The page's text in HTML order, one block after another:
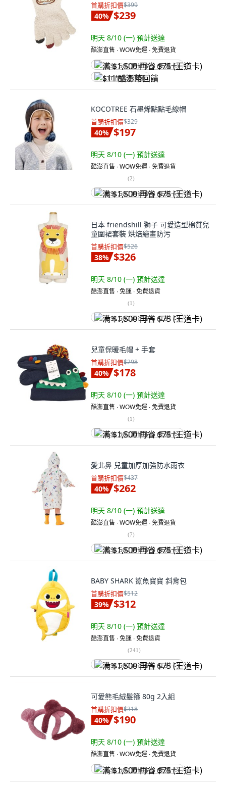
首購折扣價$399
40% $239
明天 8/10 (一) 預計送達
酷澎直售 ∙ WOW免運 ∙ 免費退貨
满 $1,500 再省 $75 (王道卡)
$11 酷澎幣回饋
KOCOTREE 石墨烯點點毛線帽
首購折扣價$329
40% $197
明天 8/10 (一) 預計送達
酷澎直售 ∙ WOW免運 ∙ 免費退貨
(2)
满 $1,500 再省 $75 (王道卡)
日本 friendshill 獅子 可愛造型棉質兒
童圍裙套裝 烘焙繪畫防污
首購折扣價$526
38% $326
明天 8/10 (一) 預計送達
酷澎直售 ∙ 免運 ∙ 免費退貨
(1)
满 $1,500 再省 $75 (王道卡)
兒童保暖毛帽 + 手套
首購折扣價$298
40% $178
明天 8/10 (一) 預計送達
酷澎直售 ∙ WOW免運 ∙ 免費退貨
(1)
满 $1,500 再省 $75 (王道卡)
愛北鼻 兒童加厚加強防水雨衣
首購折扣價$437
40% $262
明天 8/10 (一) 預計送達
酷澎直售 ∙ WOW免運 ∙ 免費退貨
(7)
满 $1,500 再省 $75 (王道卡)
BABY SHARK 鯊魚寶寶 斜背包
首購折扣價$512
39% $312
明天 8/10 (一) 預計送達
酷澎直售 ∙ 免運 ∙ 免費退貨
(241)
满 $1,500 再省 $75 (王道卡)
可愛熊毛絨髮箍 80g 2入組
首購折扣價$318
40% $190
明天 8/10 (一) 預計送達
酷澎直售 ∙ WOW免運 ∙ 免費退貨
满 $1,500 再省 $75 (王道卡)